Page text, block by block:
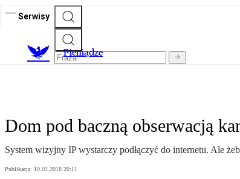
Serwisy
Pieniądze
Dom pod baczną obserwacją
System wizyjny IP wystarczy podłączyć do internetu. Ale
Publikacja: 10.02.2018 20:11